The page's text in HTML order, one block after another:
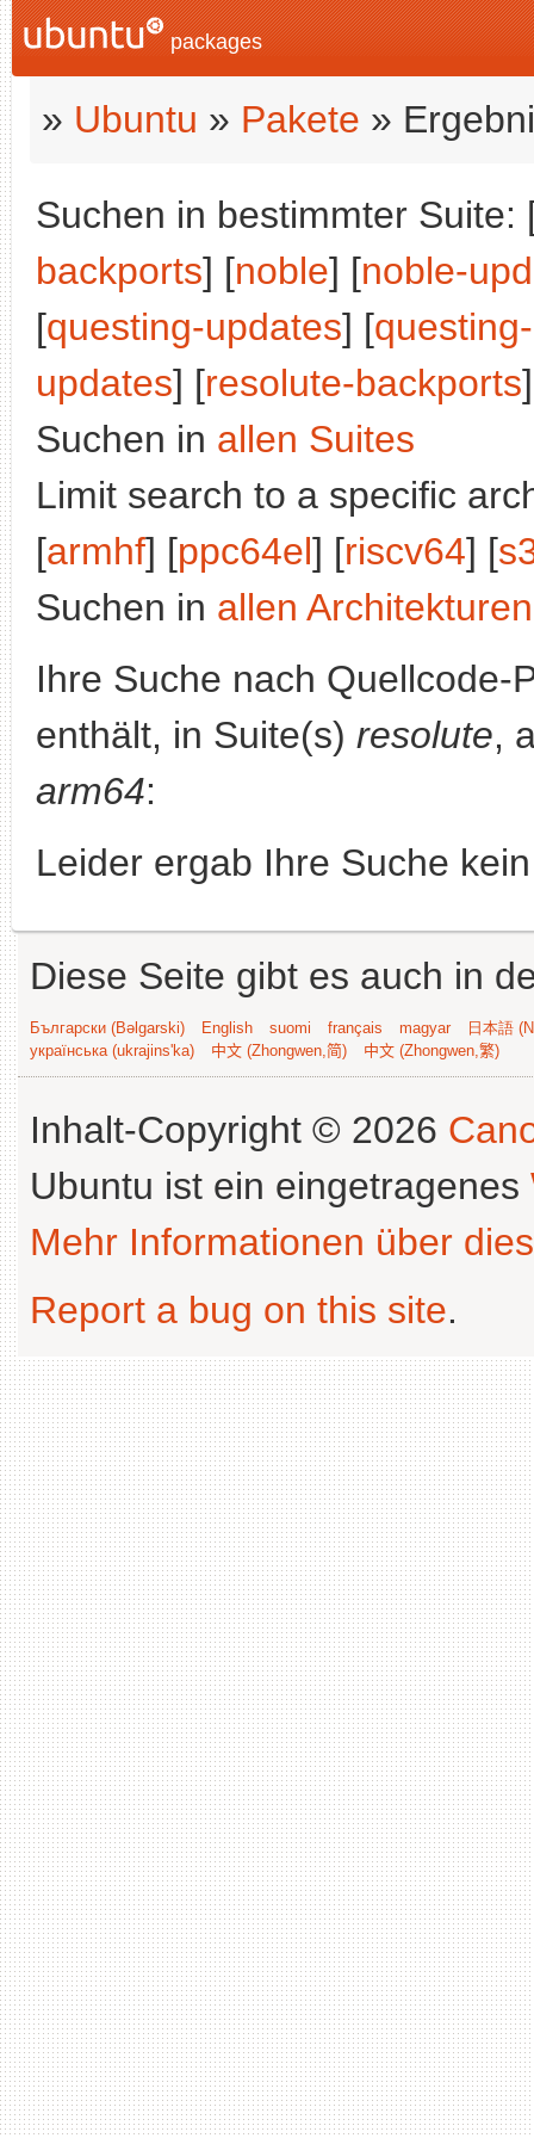
packages
» Ubuntu » Pakete »
Suchen in bestimmter Suite:
backports] [noble] [noble-
[questing-updates] [
updates] [resolute-backports
Suchen in allen Suites
Limit search to a specific
[armhf] [ppc64el] [riscv64] [
Suchen in allen Architekturen
Ihre Suche nach
enthält, in Suite(s) resolute,
arm64:
Leider ergab Ihre Suche
Diese Seite gibt es auch in
Български (Bəlgarski) English suomi français magyar
日本語
українська (ukrajins'ka)
中文 (Zhongwen,简) 中文 (Zhongwen,繁)
Inhalt-Copyright © 2026
Ubuntu ist ein eingetragenes
Mehr Informationen über
Report a bug on this site.